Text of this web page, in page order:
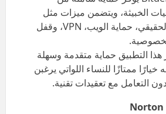
الخبيثة، ويتضمن ميزات مثل
الحماية في الوقت الحقيقي، حماية الويب، VPN، وقفل
هذا التطبيق حماية متقدمة وسهلة
خيارًا ممتازًا للنساء اللواتي يرغبن
التعامل مع تعقيدات تقنية.
Norton